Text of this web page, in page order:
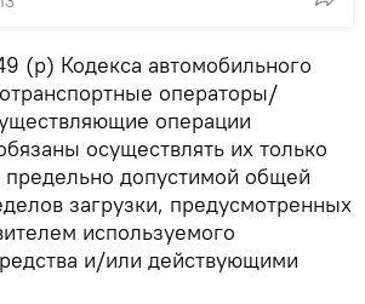
(р) Кодекса автомобильного
операторы/
операции
осуществлять их только
допустимой общей
загрузки, предусмотренных
используемого
и/или действующими